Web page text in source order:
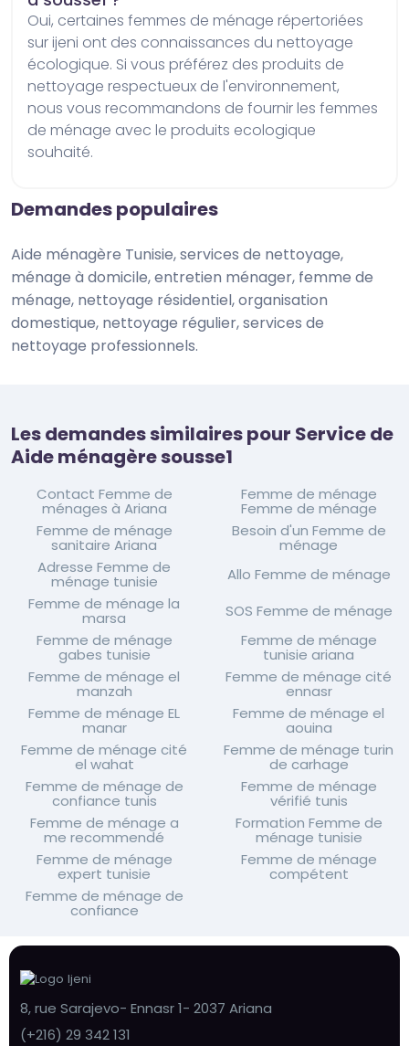
Oui, certaines femmes de ménage répertoriées
sur ijeni ont des connaissances du nettoyage
écologique. Si vous préférez des produits de
nettoyage respectueux de l'environnement,
nous vous recommandons de fournir les femmes
de ménage avec le produits ecologique
souhaité.
Demandes populaires
Aide ménagère Tunisie, services de nettoyage,
ménage à domicile, entretien ménager, femme de
ménage, nettoyage résidentiel, organisation
domestique, nettoyage régulier, services de
nettoyage professionnels.
Les demandes similaires pour Service de
Aide ménagère sousse1
Contact Femme de
ménages à Ariana
Femme de ménage
Femme de ménage
Femme de ménage
sanitaire Ariana
Besoin d'un Femme de
ménage
Adresse Femme de
ménage tunisie
Allo Femme de ménage
Femme de ménage la
marsa
SOS Femme de ménage
Femme de ménage
gabes tunisie
Femme de ménage
tunisie ariana
Femme de ménage el
manzah
Femme de ménage cité
ennasr
Femme de ménage EL
manar
Femme de ménage el
aouina
Femme de ménage cité
el wahat
Femme de ménage turin
de carhage
Femme de ménage de
confiance tunis
Femme de ménage
vérifié tunis
Femme de ménage a
me recommendé
Formation Femme de
ménage tunisie
Femme de ménage
expert tunisie
Femme de ménage
compétent
Femme de ménage de
confiance
8, rue Sarajevo- Ennasr 1- 2037 Ariana
(+216) 29 342 131